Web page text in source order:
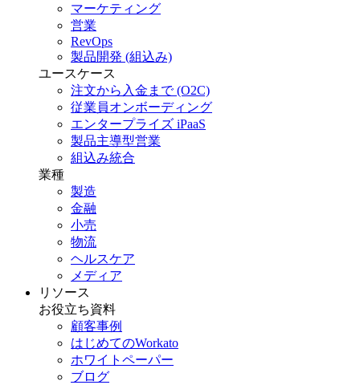
マーケティング
営業
RevOps
製品開発 (組込み)
ユースケース
注文から入金まで (O2C)
従業員オンボーディング
エンタープライズ iPaaS
製品主導型営業
組込み統合
業種
製造
金融
小売
物流
ヘルスケア
メディア
リソース
お役立ち資料
顧客事例
はじめてのWorkato
ホワイトペーパー
ブログ